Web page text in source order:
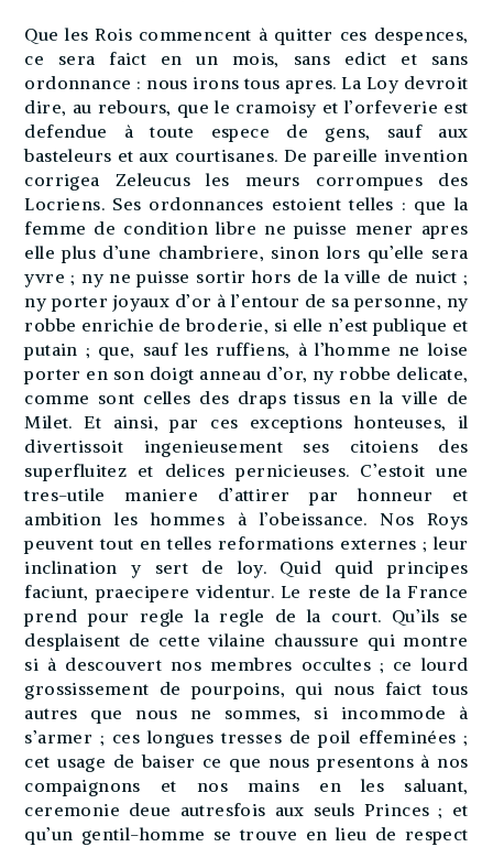
Que les Rois commencent à quitter ces despences,
ce sera faict en un mois, sans edict et sans
ordonnance : nous irons tous apres. La Loy devroit
dire, au rebours, que le cramoisy et l’orfeverie est
defendue à toute espece de gens, sauf aux
basteleurs et aux courtisanes. De pareille invention
corrigea Zeleucus les meurs corrompues des
Locriens. Ses ordonnances estoient telles : que la
femme de condition libre ne puisse mener apres
elle plus d’une chambriere, sinon lors qu’elle sera
yvre ; ny ne puisse sortir hors de la ville de nuict ;
ny porter joyaux d’or à l’entour de sa personne, ny
robbe enrichie de broderie, si elle n’est publique et
putain ; que, sauf les ruffiens, à l’homme ne loise
porter en son doigt anneau d’or, ny robbe delicate,
comme sont celles des draps tissus en la ville de
Milet. Et ainsi, par ces exceptions honteuses, il
divertissoit ingenieusement ses citoiens des
superfluitez et delices pernicieuses. C’estoit une
tres-utile maniere d’attirer par honneur et
ambition les hommes à l’obeissance. Nos Roys
peuvent tout en telles reformations externes ; leur
inclination y sert de loy. Quid quid principes
faciunt, praecipere videntur. Le reste de la France
prend pour regle la regle de la court. Qu’ils se
desplaisent de cette vilaine chaussure qui montre
si à descouvert nos membres occultes ; ce lourd
grossissement de pourpoins, qui nous faict tous
autres que nous ne sommes, si incommode à
s’armer ; ces longues tresses de poil effeminées ;
cet usage de baiser ce que nous presentons à nos
compaignons et nos mains en les saluant,
ceremonie deue autresfois aux seuls Princes ; et
qu’un gentil-homme se trouve en lieu de respect